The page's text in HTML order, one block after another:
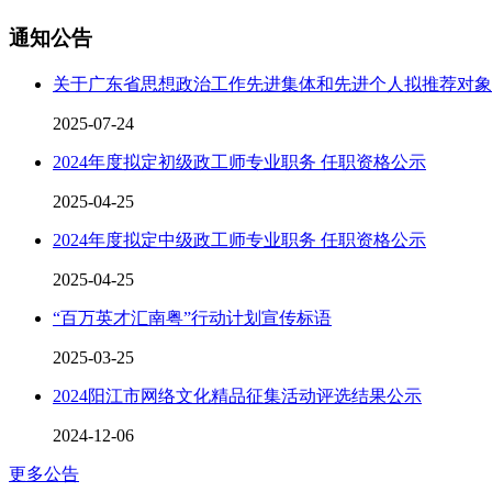
通知公告
关于广东省思想政治工作先进集体和先进个人拟推荐对
2025-07-24
2024年度拟定初级政工师专业职务 任职资格公示
2025-04-25
2024年度拟定中级政工师专业职务 任职资格公示
2025-04-25
“百万英才汇南粤”行动计划宣传标语
2025-03-25
2024阳江市网络文化精品征集活动评选结果公示
2024-12-06
更多公告